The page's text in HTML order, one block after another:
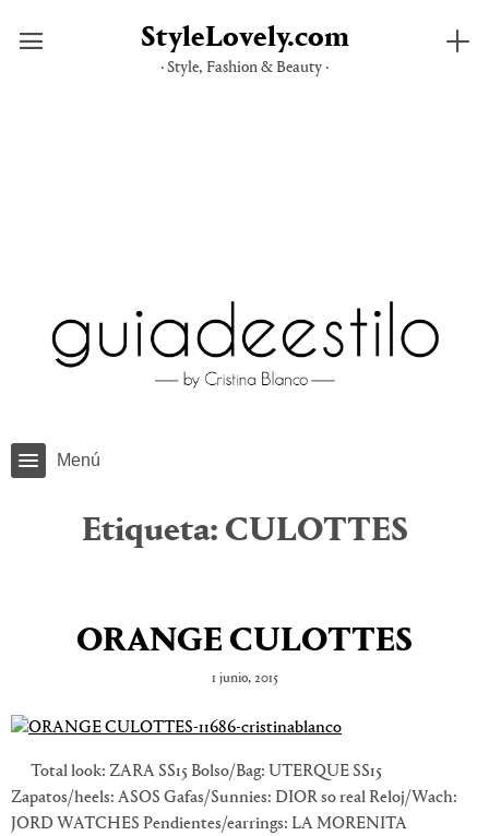
StyleLovely.com
· Style, Fashion & Beauty ·
Menú
Etiqueta: CULOTTES
ORANGE CULOTTES
1 junio, 2015
Total look: ZARA SS15 Bolso/Bag: UTERQUE SS15
Zapatos/heels: ASOS Gafas/Sunnies: DIOR so real Reloj/Wach:
JORD WATCHES Pendientes/earrings: LA MORENITA